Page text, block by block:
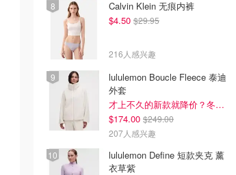
Calvin Klein 无痕内裤
$4.50 $29.95
216人感兴趣
lululemon Boucle Fleece 泰迪
外套
才上不久的新款就降价？冬季必备
$174.00 $249.00
207人感兴趣
lululemon Define 短款夹克 薰
衣草紫